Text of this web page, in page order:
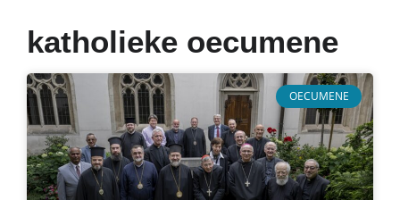
katholieke oecumene
OECUMENE